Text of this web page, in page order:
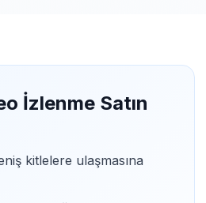
İzlenme Satın
kitlelere ulaşmasına